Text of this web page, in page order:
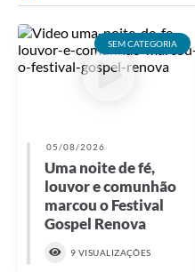
SEM CATEGORIA
05/08/2026
Uma noite de fé,
louvor e comunhão
marcou o Festival
Gospel Renova
9 VISUALIZAÇÕES